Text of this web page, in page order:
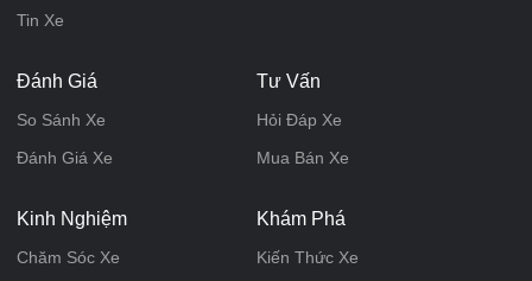
Tin Xe
Đánh Giá
So Sánh Xe
Đánh Giá Xe
Tư Vấn
Hỏi Đáp Xe
Mua Bán Xe
Kinh Nghiệm
Chăm Sóc Xe
Khám Phá
Kiến Thức Xe